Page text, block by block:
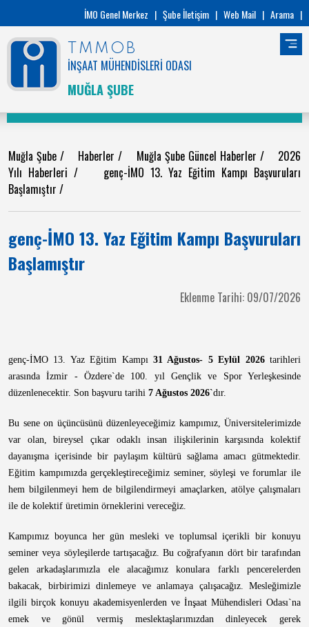
İMO Genel Merkez | Şube İletişim | Web Mail | Arama |
TMMOB
İNŞAAT MÜHENDİSLERİ ODASI
MUĞLA ŞUBE
Muğla Şube/ Haberler/ Muğla Şube Güncel Haberler / 2026
Yılı Haberleri/ genç-İMO 13. Yaz Eğitim Kampı Başvuruları
Başlamıştır /
genç-İMO 13. Yaz Eğitim Kampı Başvuruları
Başlamıştır
Eklenme Tarihi: 09/07/2026
genç-İMO 13. Yaz Eğitim Kampı 31 Ağustos- 5 Eylül 2026tarihleri
arasında İzmir - Özdere`de 100. yıl Gençlik ve Spor Yerleşkesinde
düzenlenecektir. Son başvuru tarihi 7 Ağustos 2026`dır.
Bu sene on üçüncüsünü düzenleyeceğimiz kampımız, Üniversitelerimizde
var olan, bireysel çıkar odaklı insan ilişkilerinin karşısında kolektif
dayanışma içerisinde bir paylaşım kültürü sağlama amacı gütmektedir.
Eğitim kampımızda gerçekleştireceğimiz seminer, söyleşi ve forumlar ile
hem bilgilenmeyi hem de bilgilendirmeyi amaçlarken, atölye çalışmaları
ile de kolektif üretimin örneklerini vereceğiz.
Kampımız boyunca her gün mesleki ve toplumsal içerikli bir konuyu
seminer veya söyleşilerde tartışacağız. Bu coğrafyanın dört bir tarafından
gelen arkadaşlarımızla ele alacağımız konulara farklı pencerelerden
bakacak, birbirimizi dinlemeye ve anlamaya çalışacağız. Mesleğimizle
ilgili birçok konuyu akademisyenlerden ve İnşaat Mühendisleri Odası`na
emek ve gönül vermiş meslektaşlarımızdan dinleyecek gerek